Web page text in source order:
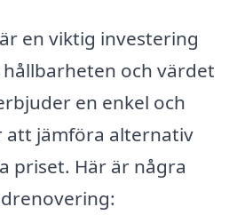
en viktig investering
och värdet
en enkel och
att jämföra alternativ
priset. Här är några